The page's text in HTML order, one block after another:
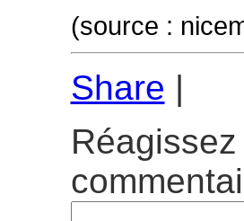
(source :
Share |